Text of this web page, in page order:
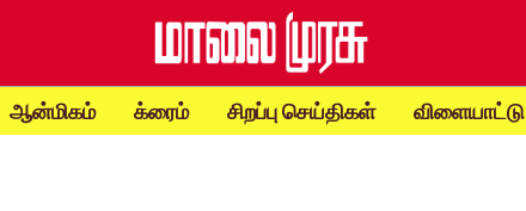
ஆன்மிகம் க்ரைம் சிறப்பு செய்திகள் விளையாட்டு